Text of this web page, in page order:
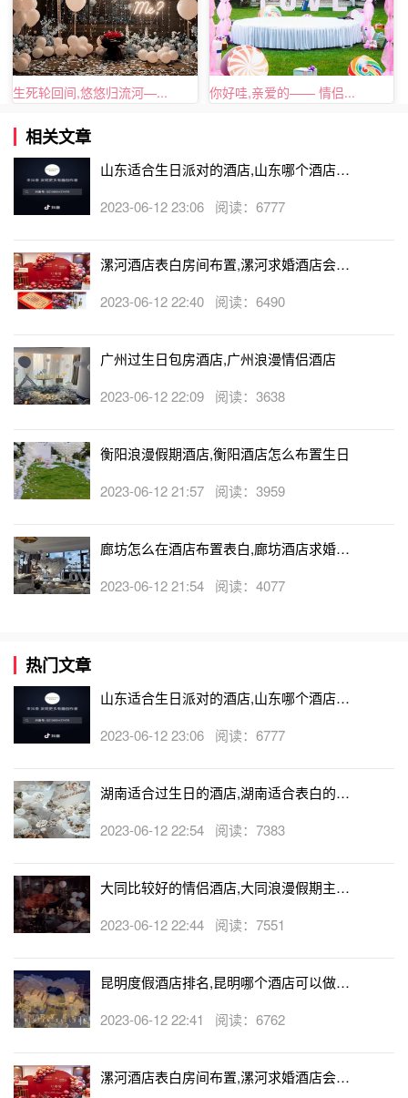
生死轮回间,悠悠归流河—... 你好哇,亲爱的—— 情侣...
相关文章
山东适合生日派对的酒店,山东哪个酒店有
2023-06-12 23:06 阅读：6777
漯河酒店表白房间布置,漯河求婚酒店会帮
2023-06-12 22:40 阅读：6490
广州过生日包房酒店,广州浪漫情侣酒店
2023-06-12 22:09 阅读：3638
衡阳浪漫假期酒店,衡阳酒店怎么布置生日
2023-06-12 21:57 阅读：3959
廊坊怎么在酒店布置表白,廊坊酒店求婚布
2023-06-12 21:54 阅读：4077
热门文章
山东适合生日派对的酒店,山东哪个酒店有
2023-06-12 23:06 阅读：6777
湖南适合过生日的酒店,湖南适合表白的酒
2023-06-12 22:54 阅读：7383
大同比较好的情侣酒店,大同浪漫假期主题
2023-06-12 22:44 阅读：7551
昆明度假酒店排名,昆明哪个酒店可以做求
2023-06-12 22:41 阅读：6762
漯河酒店表白房间布置,漯河求婚酒店会帮